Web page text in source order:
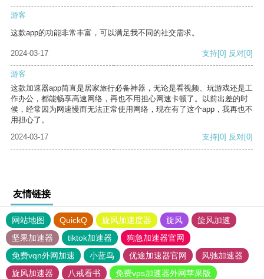
游客
这款app的功能非常丰富，可以满足我不同的社交需求。
2024-03-17 支持[0] 反对[0]
游客
这款加速器app简直是居家旅行必备神器，无论是看视频、玩游戏还是工
作办公，都能畅享高速网络，再也不用担心网速卡顿了。以前出差的时
候，经常因为网速慢而无法正常使用网络，现在有了这个app，我再也不
用担心了。
2024-03-17
支持[0] 反对[0]
友情链接
网站地图 QuickQ 旋风加速度器 旋风
旋风加速
坚果加速器
tiktok加速器
狗急加速器官网
免费vqn外网加速
小蓝鸟 优途加速器官网
风驰加速器
旋风加速器
八戒看书
免费vps加速器外网苹果版